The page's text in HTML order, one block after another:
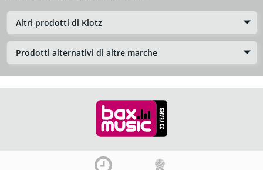
Altri prodotti di Klotz
Prodotti alternativi di altre marche